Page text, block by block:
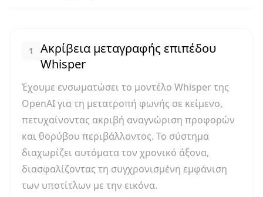
1
Ακρίβεια μεταγραφής επιπέδου
Whisper
Έχουμε ενσωματώσει το μοντέλο Whisper της
OpenAI για τη μετατροπή φωνής σε κείμενο,
πετυχαίνοντας ακριβή αναγνώριση προφορών
και θορύβου περιβάλλοντος. Το σύστημα
διαχωρίζει αυτόματα τον χρονικό άξονα,
διασφαλίζοντας τη συγχρονισμένη εμφάνιση
των υποτίτλων με την εικόνα.